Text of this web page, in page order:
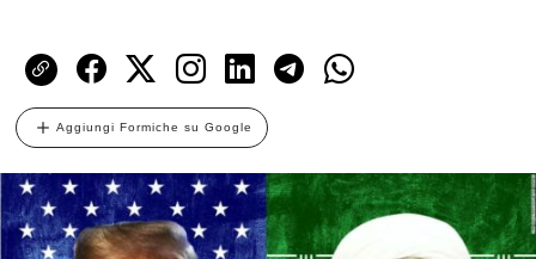
Aggiungi Formiche su Google